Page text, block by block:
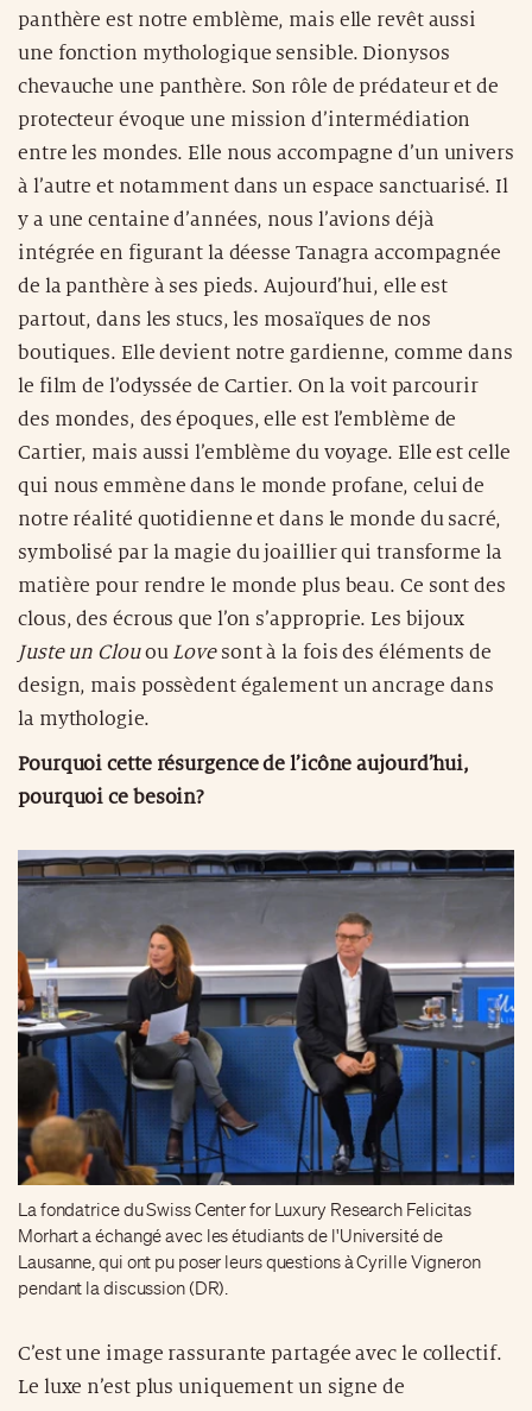
panthère est notre emblème, mais elle revêt aussi
une fonction mythologique sensible. Dionysos
chevauche une panthère. Son rôle de prédateur et de
protecteur évoque une mission d’intermédiation
entre les mondes. Elle nous accompagne d’un univers
à l’autre et notamment dans un espace sanctuarisé. Il
y a une centaine d’années, nous l’avions déjà
intégrée en figurant la déesse Tanagra accompagnée
de la panthère à ses pieds. Aujourd’hui, elle est
partout, dans les stucs, les mosaïques de nos
boutiques. Elle devient notre gardienne, comme dans
le film de l’odyssée de Cartier. On la voit parcourir
des mondes, des époques, elle est l’emblème de
Cartier, mais aussi l’emblème du voyage. Elle est celle
qui nous emmène dans le monde profane, celui de
notre réalité quotidienne et dans le monde du sacré,
symbolisé par la magie du joaillier qui transforme la
matière pour rendre le monde plus beau. Ce sont des
clous, des écrous que l’on s’approprie. Les bijoux
Juste un Clouou Lovesont à la fois des éléments de
design, mais possèdent également un ancrage dans
la mythologie.
Pourquoi cette résurgence de l’icône aujourd’hui,
pourquoi ce besoin?
La fondatrice du Swiss Center for Luxury Research Felicitas
Morhart a échangé avec les étudiants de l'Université de
Lausanne, qui ont pu poser leurs questions à Cyrille Vigneron
pendant la discussion (DR).
C’est une image rassurante partagée avec le collectif.
Le luxe n’est plus uniquement un signe de